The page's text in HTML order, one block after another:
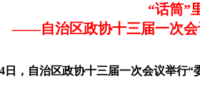
“话筒”
——自治区政协十三届一次会
日，自治区政协十三届一次会议举行